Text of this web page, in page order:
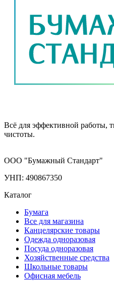
Всё для эффективной работы,
чистоты.
ООО "Бумажный Стандарт"
УНП: 490867350
Каталог
Бумага
Все для магазина
Канцелярские товары
Одежда одноразовая
Посуда одноразовая
Хозяйственные средства
Школьные товары
Офисная мебель